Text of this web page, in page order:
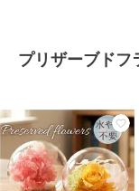
プリザーブドフ